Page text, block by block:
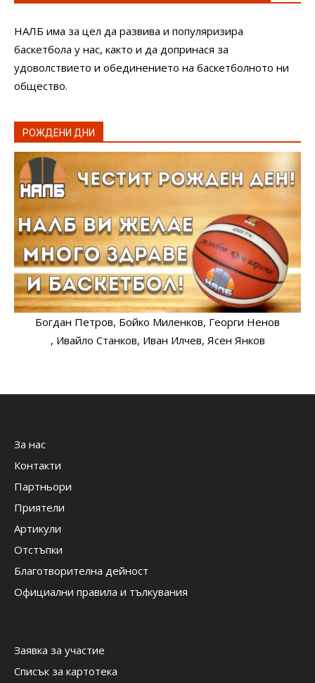
НАЛБ има за цел да развива и популяризира
баскетбола у нас, както и да допринася за
удоволствието и обединението на баскетболното ни
общество.
РОЖДЕНИ ДНИ
Богдан Петров, Бойко Миленков, Георги Ненов
, Ивайло Станков, Иван Илчев, Ясен Янков
За нас
Контакти
Партньори
Приятели
Артикули
Отстъпки
Благотворителна дейност
Официални правила и тълкувания
Заявка за участие
Списък за картотека